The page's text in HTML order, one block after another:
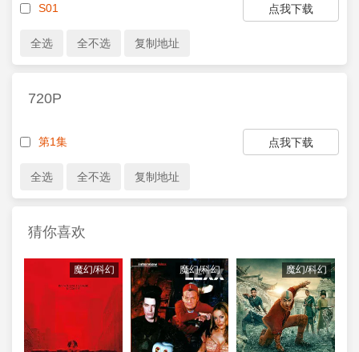
S01 点我下载
720P
第1集 点我下载
猜你喜欢
魔幻/科幻 魔幻/科幻 魔幻/科幻